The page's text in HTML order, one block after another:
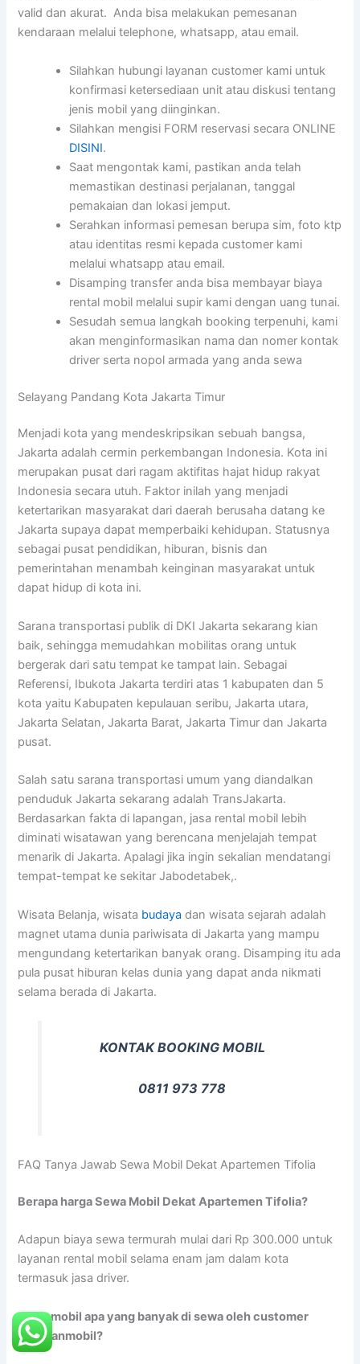
valid dan akurat. Anda bisa melakukan pemesanan
kendaraan melalui telephone, whatsapp, atau email.
Silahkan hubungi layanan customer kami untuk
konfirmasi ketersediaan unit atau diskusi tentang
jenis mobil yang diinginkan.
Silahkan mengisi FORM reservasi secara ONLINE
DISINI.
Saat mengontak kami, pastikan anda telah
memastikan destinasi perjalanan, tanggal
pemakaian dan lokasi jemput.
Serahkan informasi pemesan berupa sim, foto ktp
atau identitas resmi kepada customer kami
melalui whatsapp atau email.
Disamping transfer anda bisa membayar biaya
rental mobil melalui supir kami dengan uang tunai.
Sesudah semua langkah booking terpenuhi, kami
akan menginformasikan nama dan nomer kontak
driver serta nopol armada yang anda sewa
Selayang Pandang Kota Jakarta Timur
Menjadi kota yang mendeskripsikan sebuah bangsa,
Jakarta adalah cermin perkembangan Indonesia. Kota ini
merupakan pusat dari ragam aktifitas hajat hidup rakyat
Indonesia secara utuh. Faktor inilah yang menjadi
ketertarikan masyarakat dari daerah berusaha datang ke
Jakarta supaya dapat memperbaiki kehidupan. Statusnya
sebagai pusat pendidikan, hiburan, bisnis dan
pemerintahan menambah keinginan masyarakat untuk
dapat hidup di kota ini.
Sarana transportasi publik di DKI Jakarta sekarang kian
baik, sehingga memudahkan mobilitas orang untuk
bergerak dari satu tempat ke tampat lain. Sebagai
Referensi, Ibukota Jakarta terdiri atas 1 kabupaten dan 5
kota yaitu Kabupaten kepulauan seribu, Jakarta utara,
Jakarta Selatan, Jakarta Barat, Jakarta Timur dan Jakarta
pusat.
Salah satu sarana transportasi umum yang diandalkan
penduduk Jakarta sekarang adalah TransJakarta.
Berdasarkan fakta di lapangan, jasa rental mobil lebih
diminati wisatawan yang berencana menjelajah tempat
menarik di Jakarta. Apalagi jika ingin sekalian mendatangi
tempat-tempat ke sekitar Jabodetabek,.
Wisata Belanja, wisata budaya dan wisata sejarah adalah
magnet utama dunia pariwisata di Jakarta yang mampu
mengundang ketertarikan banyak orang. Disamping itu ada
pula pusat hiburan kelas dunia yang dapat anda nikmati
selama berada di Jakarta.
KONTAK BOOKING MOBIL
0811 973 778
FAQ Tanya Jawab Sewa Mobil Dekat Apartemen Tifolia
Berapa harga Sewa Mobil Dekat Apartemen Tifolia?
Adapun biaya sewa termurah mulai dari Rp 300.000 untuk
layanan rental mobil selama enam jam dalam kota
termasuk jasa driver.
Jenis mobil apa yang banyak di sewa oleh customer
rentalanmobil?